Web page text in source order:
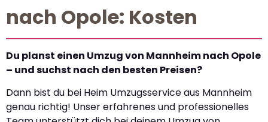
nach Opole: Kosten
Du planst einen Umzug von Mannheim nach Opole
– und suchst nach den besten Preisen?
Dann bist du bei Heim Umzugsservice aus Mannheim
genau richtig! Unser erfahrenes und professionelles